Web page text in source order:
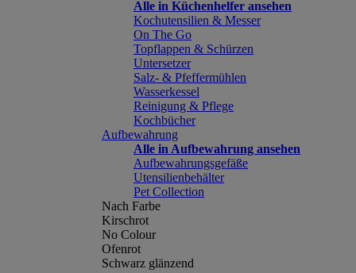
Alle in Küchenhelfer ansehen
Kochutensilien & Messer
On The Go
Topflappen & Schürzen
Untersetzer
Salz- & Pfeffermühlen
Wasserkessel
Reinigung & Pflege
Kochbücher
Aufbewahrung
Alle in Aufbewahrung ansehen
Aufbewahrungsgefäße
Utensilienbehälter
Pet Collection
Nach Farbe
Kirschrot
No Colour
Ofenrot
Schwarz glänzend